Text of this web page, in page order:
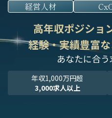
経営人材
高年収ポジショ
経験・実績豊富
あなたに合
年収1,000万円超
3,000求人以上